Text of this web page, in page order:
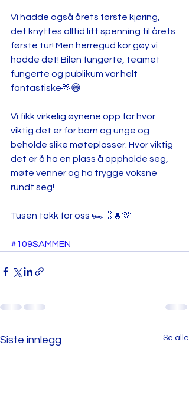
Vi hadde også årets første kjøring,
det knyttes alltid litt spenning til årets
første tur! Men herregud kor gøy vi
hadde det! Bilen fungerte, teamet
fungerte og publikum var helt
fantastiske🫶😄
Vi fikk virkelig øynene opp for hvor
viktig det er for barn og unge og
beholde slike møteplasser. Hvor viktig
det er å ha en plass å oppholde seg,
møte venner og ha trygge voksne
rundt seg!
Tusen takk for oss 🏎💨🔥🫶
#109SAMMEN
Siste innlegg Se alle